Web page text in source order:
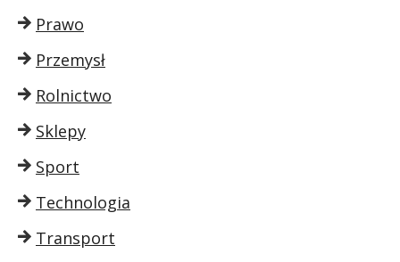
Prawo
Przemysł
Rolnictwo
Sklepy
Sport
Technologia
Transport